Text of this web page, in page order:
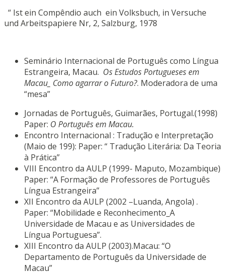
“ Ist ein Compêndio auch ein Volksbuch, in Versuche
und Arbeitspapiere Nr, 2, Salzburg, 1978
Seminário Internacional de Português como Língua
Estrangeira, Macau. Os Estudos Portugueses em
Macau_ Como agarrar o Futuro?. Moderadora de uma
“mesa”
Jornadas de Português, Guimarães, Portugal.(1998)
Paper: O Português em Macau.
Encontro Internacional : Tradução e Interpretação
(Maio de 199): Paper: “ Tradução Literária: Da Teoria
à Prática”
VIII Encontro da AULP (1999- Maputo, Mozambique)
Paper: “A Formação de Professores de Português
Língua Estrangeira”
XII Encontro da AULP (2002 –Luanda, Angola) .
Paper: “Mobilidade e Reconhecimento_A
Universidade de Macau e as Universidades de
Língua Portuguesa”.
XIII Encontro da AULP (2003).Macau: “O
Departamento de Português da Universidade de
Macau”